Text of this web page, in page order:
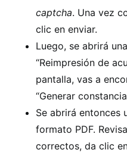
captcha. Una vez
clic en enviar.
Luego, se abrirá
“Reimpresión de
pantalla, vas a
“Generar
Se abrirá entonces
formato PDF.
correctos, da clic